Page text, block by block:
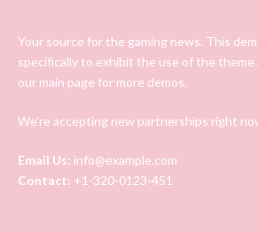
Your source for the gaming news. This
specifically to exhibit the use of the theme
our main page for more demos.
We're accepting new partnerships right
Email Us: info@example.com
Contact: +1-320-0123-451